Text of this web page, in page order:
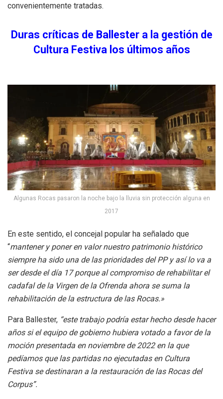
convenientemente tratadas.
Duras críticas de Ballester a la gestión de
Cultura Festiva los últimos años
Algunas Rocas pasaron la noche bajo la lluvia sin protección alguna en
2017
En este sentido, el concejal popular ha señalado que
“mantener y poner en valor nuestro patrimonio histórico
siempre ha sido una de las prioridades del PP y así lo va a
ser desde el día 17 porque al compromiso de rehabilitar el
cadafal de la Virgen de la Ofrenda ahora se suma la
rehabilitación de la estructura de las Rocas.»
Para Ballester, “este trabajo podría estar hecho desde hacer
años si el equipo de gobierno hubiera votado a favor de la
moción presentada en noviembre de 2022 en la que
pedíamos que las partidas no ejecutadas en Cultura
Festiva se destinaran a la restauración de las Rocas del
Corpus”.